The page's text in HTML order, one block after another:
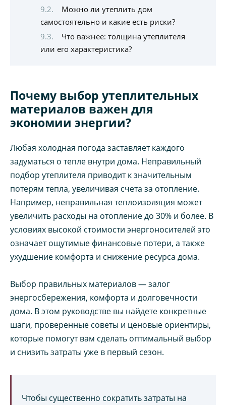
Можно ли утеплить дом
самостоятельно и какие есть риски?
Что важнее: толщина утеплителя
или его характеристика?
Почему выбор утеплительных
материалов важен для
экономии энергии?
Любая холодная погода заставляет каждого
задуматься о тепле внутри дома. Неправильный
подбор утеплителя приводит к значительным
потерям тепла, увеличивая счета за отопление.
Например, неправильная теплоизоляция может
увеличить расходы на отопление до 30% и более. В
условиях высокой стоимости энергоносителей это
означает ощутимые финансовые потери, а также
ухудшение комфорта и снижение ресурса дома.
Выбор правильных материалов — залог
энергосбережения, комфорта и долговечности
дома. В этом руководстве вы найдете конкретные
шаги, проверенные советы и ценовые ориентиры,
которые помогут вам сделать оптимальный выбор
и снизить затраты уже в первый сезон.
Чтобы существенно сократить затраты на